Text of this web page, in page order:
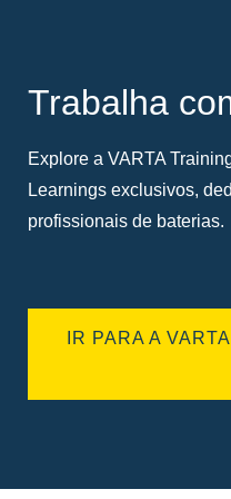
Trabalha
Explore a VARTA
Learnings exclusivos,
profissionais de baterias.
IR PARA A